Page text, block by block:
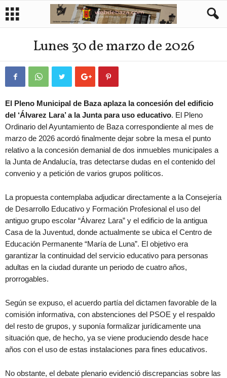
Lunes 30 de marzo de 2026
El Pleno Municipal de Baza aplaza la concesión del edificio
del ‘Álvarez Lara’ a la Junta para uso educativo. El Pleno
Ordinario del Ayuntamiento de Baza correspondiente al mes de
marzo de 2026 acordó finalmente dejar sobre la mesa el punto
relativo a la concesión demanial de dos inmuebles municipales a
la Junta de Andalucía, tras detectarse dudas en el contenido del
convenio y a petición de varios grupos políticos.
La propuesta contemplaba adjudicar directamente a la Consejería
de Desarrollo Educativo y Formación Profesional el uso del
antiguo grupo escolar “Álvarez Lara” y el edificio de la antigua
Casa de la Juventud, donde actualmente se ubica el Centro de
Educación Permanente “María de Luna”. El objetivo era
garantizar la continuidad del servicio educativo para personas
adultas en la ciudad durante un periodo de cuatro años,
prorrogables.
Según se expuso, el acuerdo partía del dictamen favorable de la
comisión informativa, con abstenciones del PSOE y el respaldo
del resto de grupos, y suponía formalizar jurídicamente una
situación que, de hecho, ya se viene produciendo desde hace
años con el uso de estas instalaciones para fines educativos.
No obstante, el debate plenario evidenció discrepancias sobre las